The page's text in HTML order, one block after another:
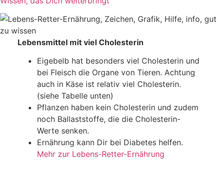
Lebensmittel mit viel Cholesterin
Eigebelb hat besonders viel Cholesterin und
bei Fleisch die Organe von Tieren. Achtung
auch in Käse ist relativ viel Cholesterin.
(siehe Tabelle unten)
Pflanzen haben kein Cholesterin und zudem
noch Ballaststoffe, die die Cholesterin-
Werte senken.
Ernährung kann Dir bei Diabetes helfen.
Mehr zur Lebens-Retter-Ernährung